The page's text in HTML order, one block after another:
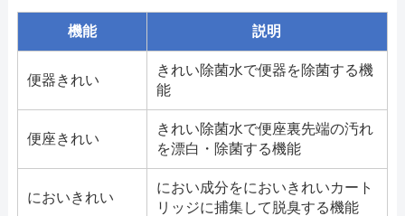
機能 説明
便器きれい
きれい除菌水で便器を除菌する機
能
便座きれい
きれい除菌水で便座裏先端の汚れ
を漂白・除菌する機能
においきれい
におい成分をにおいきれいカート
リッジに捕集して脱臭する機能